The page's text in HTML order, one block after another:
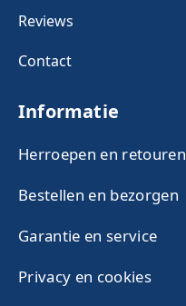
Reviews
Contact
Informatie
Herroepen en retouren
Bestellen en bezorgen
Garantie en service
Privacy en cookies